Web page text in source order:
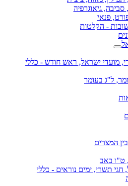
גיאוגרפיה
פנאי
- הקלטות
מועדי ישראל, ראש חודש - כללי
ל"ג בעומר
המצרים
ט"ו באב
חגי תשרי, ימים נוראים - כללי